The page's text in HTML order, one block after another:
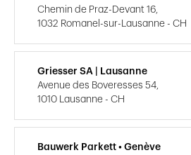
Chemin de Praz-Devant 16,
1032 Romanel-sur-Lausanne - CH
Griesser SA | Lausanne
Avenue des Boveresses 54,
1010 Lausanne - CH
Bauwerk Parkett • Genève